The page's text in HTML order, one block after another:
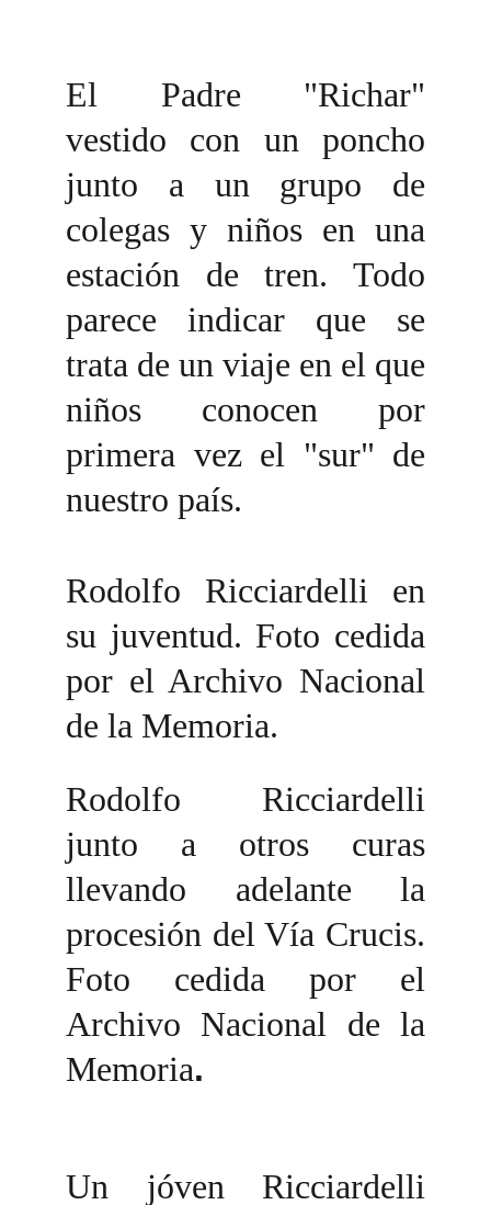
Un jóven Ricciardelli
El Padre "Richar"
vestido con un poncho
junto a un grupo de
colegas y niños en una
estación de tren. Todo
parece indicar que se
trata de un viaje en el que
niños conocen por
primera vez el "sur" de
nuestro país.
Rodolfo Ricciardelli en
su juventud. Foto cedida
por el Archivo Nacional
de la Memoria.
Rodolfo Ricciardelli
junto a otros curas
llevando adelante la
procesión del Vía Crucis.
Foto cedida por el
Archivo Nacional de la
Memoria.